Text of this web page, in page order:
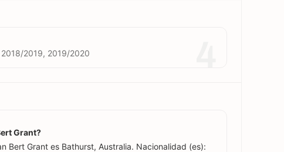
2019, 2019/2020
Grant?
Bert Grant es Bathurst, Australia. Nacionalidad (es):